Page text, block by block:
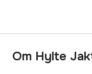
Om Hylte